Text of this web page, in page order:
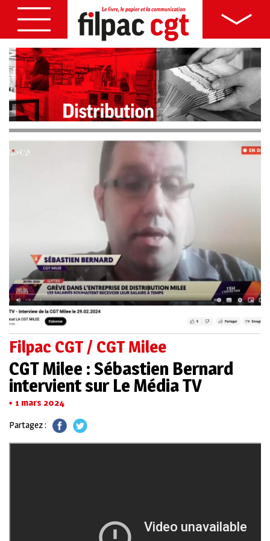
Filpac CGT / CGT Milee
CGT Milee : Sébastien Bernard
intervient sur Le Média TV
1 mars 2024
Partagez :